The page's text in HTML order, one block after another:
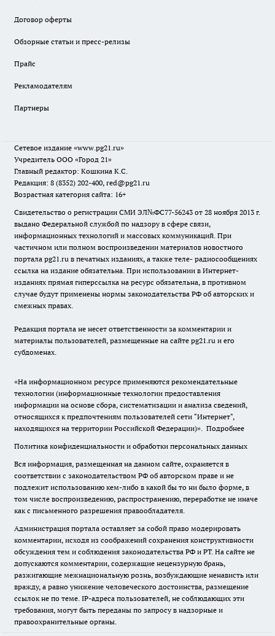
Договор оферты
Обзорные статьи и пресс-релизы
Прайс
Рекламодателям
Партнеры
Сетевое издание «www.pg21.ru»
Учредитель ООО «Город 21»
Главный редактор: Кошкина К.С.
Редакция: 8 (8352) 202-400, red@pg21.ru
Возрастная категория сайта: 16+
Свидетельство о регистрации СМИ ЭЛ№ФС77-56243 от 28 ноября 2013 г.
выдано Федеральной службой по надзору в сфере связи,
информационных технологий и массовых коммуникаций. При
частичном или полном воспроизведении материалов новостного
портала pg21.ru в печатных изданиях, а также теле- радиосообщениях
ссылка на издание обязательна. При использовании в Интернет-
изданиях прямая гиперссылка на ресурс обязательна, в противном
случае будут применены нормы законодательства РФ об авторских и
смежных правах.
Редакция портала не несет ответственности за комментарии и
материалы пользователей, размещенные на сайте pg21.ru и его
субдоменах.
«На информационном ресурсе применяются рекомендательные
технологии (информационные технологии предоставления
информации на основе сбора, систематизации и анализа сведений,
относящихся к предпочтениям пользователей сети "Интернет",
находящихся на территории Российской Федерации)». Подробнее
Политика конфиденциальности и обработки персональных данных
Вся информация, размещенная на данном сайте, охраняется в
соответствии с законодательством РФ об авторском праве и не
подлежит использованию кем-либо в какой бы то ни было форме, в
том числе воспроизведению, распространению, переработке не иначе
как с письменного разрешения правообладателя.
Администрация портала оставляет за собой право модерировать
комментарии, исходя из соображений сохранения конструктивности
обсуждения тем и соблюдения законодательства РФ и РТ. На сайте не
допускаются комментарии, содержащие нецензурную брань,
разжигающие межнациональную рознь, возбуждающие ненависть или
вражду, а равно унижение человеческого достоинства, размещение
ссылок не по теме. IP-адреса пользователей, не соблюдающих эти
требования, могут быть переданы по запросу в надзорные и
правоохранительные органы.